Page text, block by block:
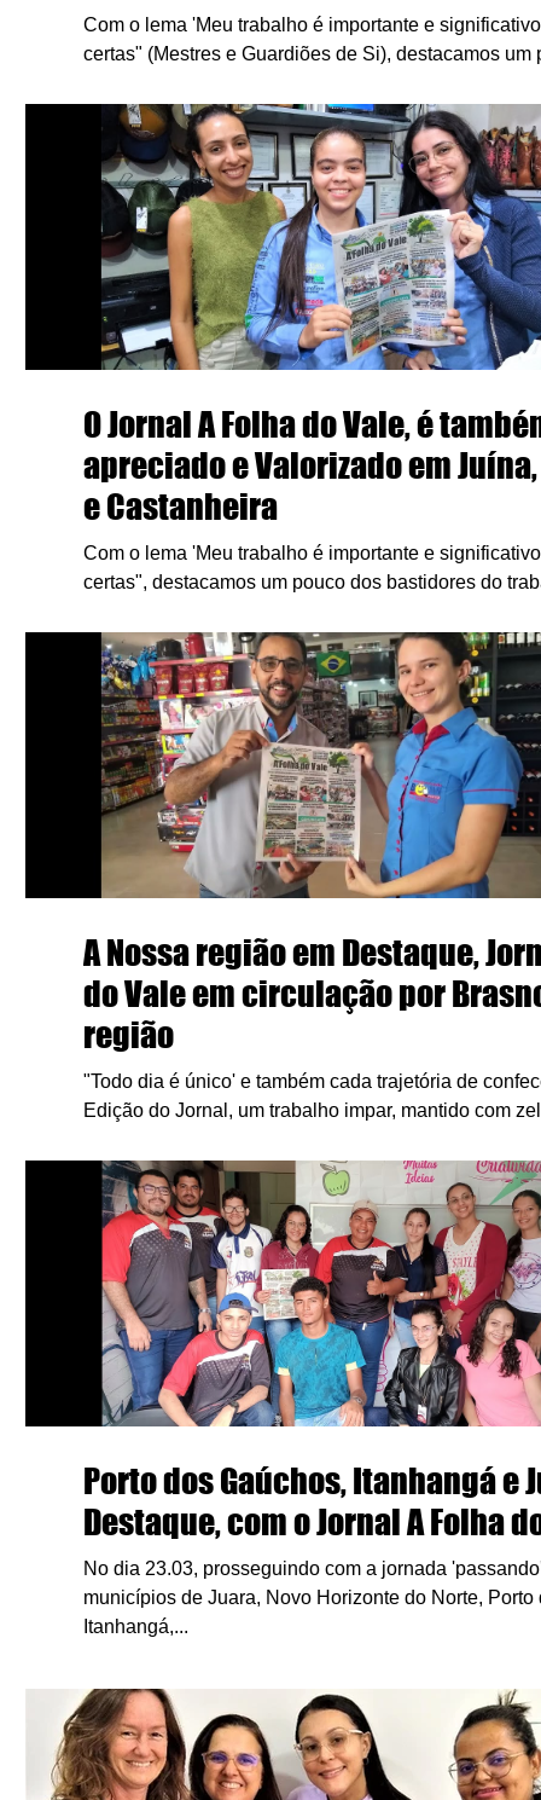
Com o lema 'Meu trabalho é importante e
certas" (Mestres e Guardiões de Si), destacamos um
O Jornal A Folha do Vale, é
apreciado e Valorizado em
e Castanheira
Com o lema 'Meu trabalho é importante e
certas", destacamos um pouco dos bastidores do
A Nossa região em Destaque,
do Vale em circulação por
região
"Todo dia é único' e também cada trajetória de
Edição do Jornal, um trabalho impar, mantido com
Porto dos Gaúchos, Itanhangá e
Destaque, com o Jornal A Folha
No dia 23.03, prosseguindo com a jornada
municípios de Juara, Novo Horizonte do Norte, Porto
Itanhangá,...